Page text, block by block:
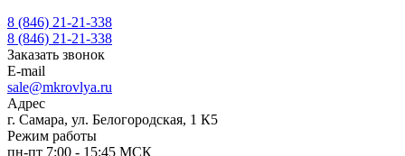
8 (846) 21-21-338
8 (846) 21-21-338
Заказать звонок
E-mail
sale@mkrovlya.ru
Адрес
г. Самара, ул. Белогородская, 1 К5
Режим работы
пн-пт 7:00 - 15:45 МСК